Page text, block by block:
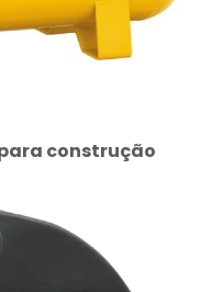
construção